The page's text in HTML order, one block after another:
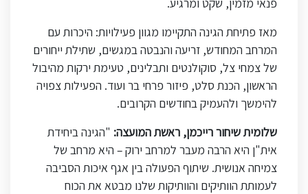
מאז פתיחת הגינה התקיימו מגוון פעילויות: היכרות עם
המרחב המחודש, זריעה והנבטה במגשים, שתילת ייחורים
של צמחי צל, סוקולנטים ותבלינים, טעימת ירקות מהיבול
הראשון, הכנת סלט, פיזור פרחי בר ועוד. הפעילות צפויה
להימשך ולהעמיק בחודשים הקרובים.
שלומית שיחור רייכמן, ראשת המועצה: "הגינה ביחידת
אית"ן היא הרבה מעבר למרחב ירוק – היא מרחב של
צמיחה אנושית. שיתוף הפעולה בין אגף איכות הסביבה
לעמותת הוותיקים והוותיקות שלנו מבטא את הכוח